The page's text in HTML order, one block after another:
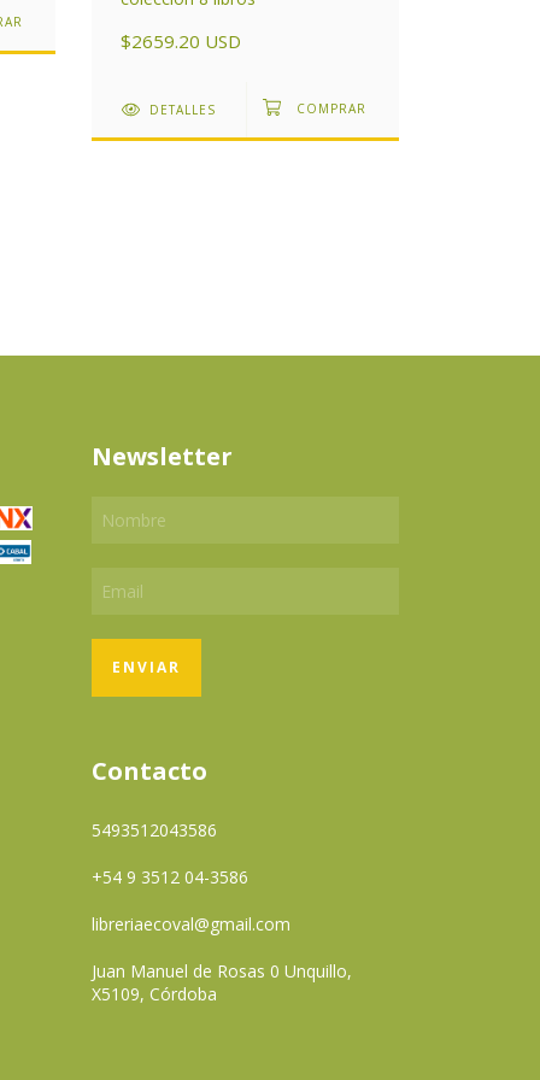
$2659.20 USD
DETALLES
Newsletter
Contacto
5493512043586
+54 9 3512 04-3586
libreriaecoval@gmail.com
Juan Manuel de Rosas 0 Unquillo,
X5109, Córdoba